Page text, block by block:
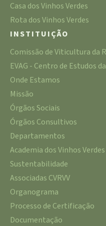
Casa dos Vinhos Verdes
Rota dos Vinhos Verdes
INSTITUIÇÃO
Comissão de Viticultura da
EVAG - Centro de Estudos
Onde Estamos
Missão
Órgãos Sociais
Órgãos Consultivos
Departamentos
Academia dos Vinhos Verdes
Sustentabilidade
Associadas CVRVV
Organograma
Processo de Certificação
Documentação